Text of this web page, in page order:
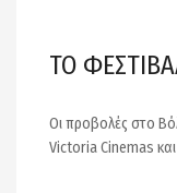
ΤΟ
Οι προβολές στο
Victoria Cinemas